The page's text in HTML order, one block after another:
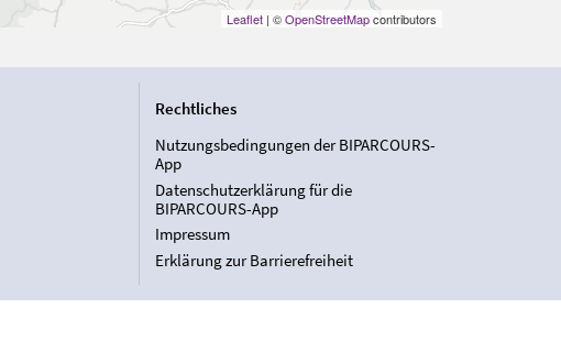
Leaflet| ©OpenStreetMapcontributors
Rechtliches
Nutzungsbedingungen der BIPARCOURS-
App
Datenschutzerklärung für die
BIPARCOURS-App
Impressum
Erklärung zur Barrierefreiheit